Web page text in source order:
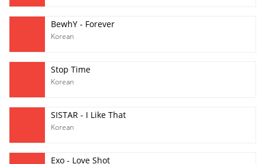
BewhY - Forever
Korean
Stop Time
Korean
SISTAR - I Like That
Korean
Exo - Love Shot